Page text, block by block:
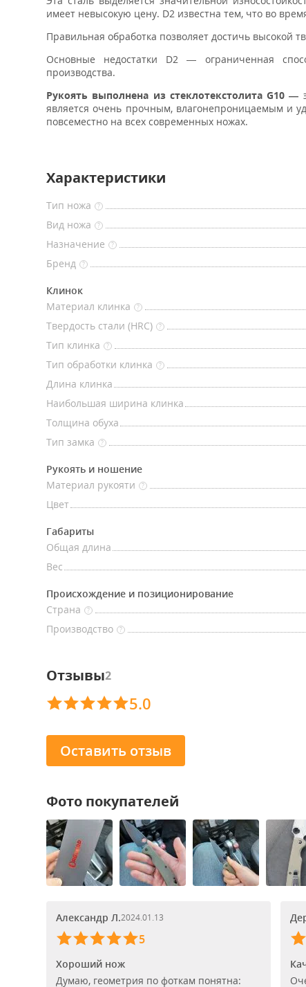
имеет невысокую цену. D2 известна тем, что во
Правильная обработка позволяет достичь высокой
Основные недостатки D2 — ограниченная
производства.
Рукоять выполнена из стеклотекстолита G10 —
является очень прочным, влагонепроницаемым и
повсеместно на всех современных ножах.
Характеристики
Тип ножа ?
Вид ножа ?
Назначение ?
Бренд ?
Клинок
Материал клинка
?
Твердость стали (HRC) ?
Тип клинка
?
Тип обработки клинка ?
Длина клинка
Наибольшая ширина клинка
Толщина обуха
Тип замка
?
Рукоять и ношение
Материал рукояти
?
Цвет
Габариты
Общая длина
Вес
Происхождение и позиционирование
Страна
?
Производство
?
Отзывы2
5.0
Оставить отзыв
Фото покупателей
Александр Л.2024.01.13
5
Хороший нож
Думаю, геометрия по фоткам понятна: